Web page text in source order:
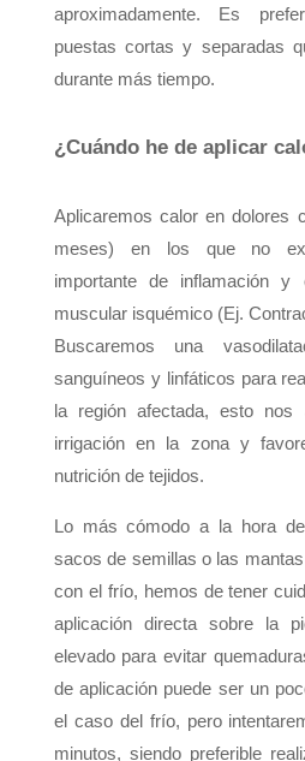
aproximadamente. Es
puestas cortas y separadas
durante más tiempo.
¿Cuándo he de aplicar
Aplicaremos calor en dolores
meses) en los que no
importante de inflamación
muscular isquémico (Ej.
Buscaremos una
sanguíneos y linfáticos para
la región afectada, esto
irrigación en la zona y
nutrición de tejidos.
Lo más cómodo a la hora
sacos de semillas o las
con el frío, hemos de tener
aplicación directa sobre la
elevado para evitar
de aplicación puede ser un
el caso del frío, pero
minutos, siendo preferible